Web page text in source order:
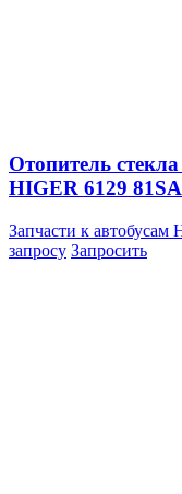
Отопитель
HIGER 6129
Запчасти к
запросу Запросить